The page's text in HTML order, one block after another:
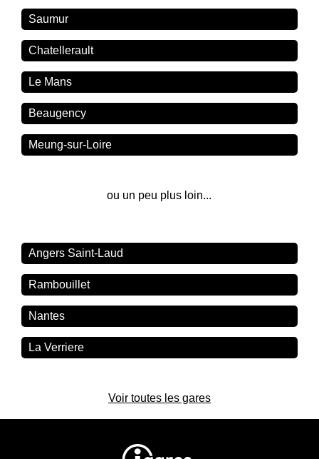
Saumur
Chatellerault
Le Mans
Beaugency
Meung-sur-Loire
ou un peu plus loin...
Angers Saint-Laud
Rambouillet
Nantes
La Verriere
Voir toutes les gares